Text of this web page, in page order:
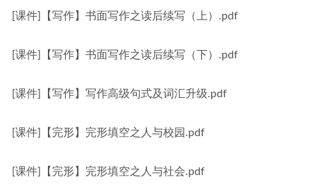
[课件]【写作】书面写作之读后续写（上）.pdf
[课件]【写作】书面写作之读后续写（下）.pdf
[课件]【写作】写作高级句式及词汇升级.pdf
[课件]【完形】完形填空之人与校园.pdf
[课件]【完形】完形填空之人与社会.pdf